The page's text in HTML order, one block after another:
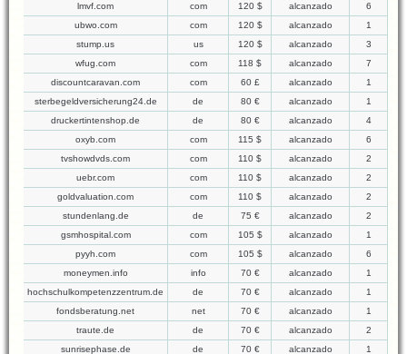
lmvf.com
com 120 $ alcanzado
6
ubwo.com
com 120 $ alcanzado
1
stump.us
us 120 $ alcanzado
3
wfug.com
com 118 $ alcanzado
7
discountcaravan.com
com 60 £ alcanzado
1
sterbegeldversicherung24.de
de 80 € alcanzado
1
druckertintenshop.de
de 80 € alcanzado
4
oxyb.com
com 115 $ alcanzado
6
tvshowdvds.com
com 110 $ alcanzado
2
uebr.com
com 110 $ alcanzado
2
goldvaluation.com
com 110 $ alcanzado
2
stundenlang.de
de 75 € alcanzado
2
gsmhospital.com
com 105 $ alcanzado
1
pyyh.com
com 105 $ alcanzado
6
moneymen.info
info 70 € alcanzado
1
hochschulkompetenzzentrum.de
de 70 € alcanzado
1
fondsberatung.net
net 70 € alcanzado
1
traute.de
de 70 € alcanzado
2
sunrisephase.de
de 70 € alcanzado 1